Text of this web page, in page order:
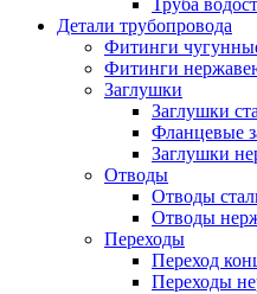
Труба
Детали трубопровода
Фитинги
Фитинги
Заглушки
Заглушки
Фланцевые
Заглушки
Отводы
Отводы
Отводы
Переходы
Переход
Переходы